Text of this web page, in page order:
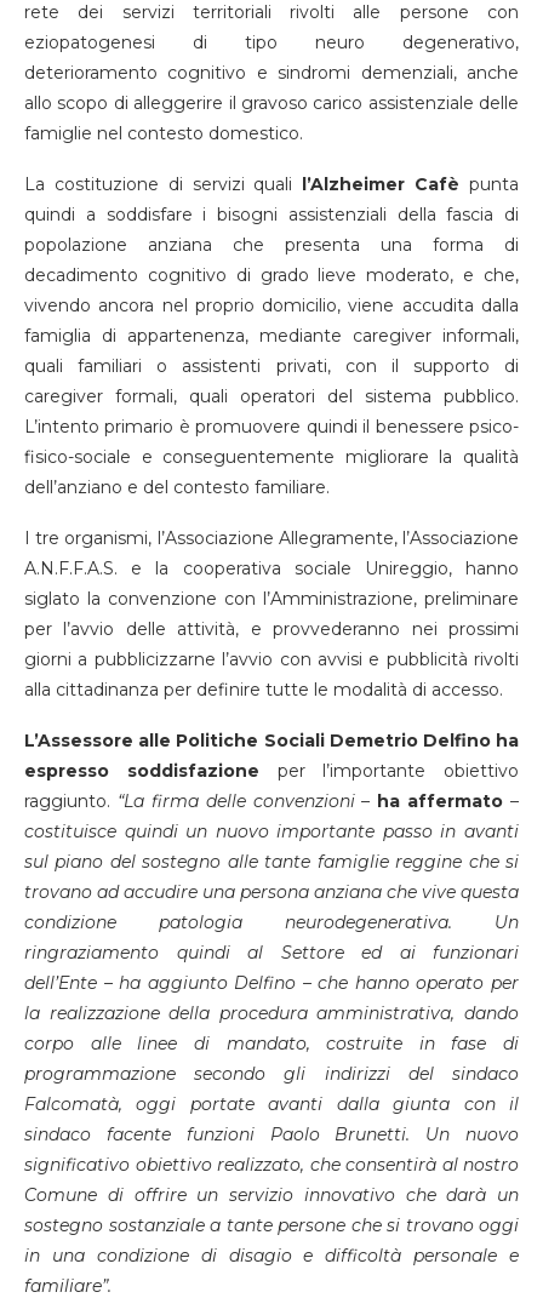
rete dei servizi territoriali rivolti alle persone con
eziopatogenesi di tipo neuro degenerativo,
deterioramento cognitivo e sindromi demenziali, anche
allo scopo di alleggerire il gravoso carico assistenziale delle
famiglie nel contesto domestico.
La costituzione di servizi quali l’Alzheimer Cafè punta
quindi a soddisfare i bisogni assistenziali della fascia di
popolazione anziana che presenta una forma di
decadimento cognitivo di grado lieve moderato, e che,
vivendo ancora nel proprio domicilio, viene accudita dalla
famiglia di appartenenza, mediante caregiver informali,
quali familiari o assistenti privati, con il supporto di
caregiver formali, quali operatori del sistema pubblico.
L’intento primario è promuovere quindi il benessere psico-
fisico-sociale e conseguentemente migliorare la qualità
dell’anziano e del contesto familiare.
I tre organismi, l’Associazione Allegramente, l’Associazione
A.N.F.F.A.S. e la cooperativa sociale Unireggio, hanno
siglato la convenzione con l’Amministrazione, preliminare
per l’avvio delle attività, e provvederanno nei prossimi
giorni a pubblicizzarne l’avvio con avvisi e pubblicità rivolti
alla cittadinanza per definire tutte le modalità di accesso.
L’Assessore alle Politiche Sociali Demetrio Delfino ha
espresso soddisfazione per l’importante obiettivo
raggiunto. “La firma delle convenzioni – ha affermato –
costituisce quindi un nuovo importante passo in avanti
sul piano del sostegno alle tante famiglie reggine che si
trovano ad accudire una persona anziana che vive questa
condizione patologia neurodegenerativa. Un
ringraziamento quindi al Settore ed ai funzionari
dell’Ente – ha aggiunto Delfino – che hanno operato per
la realizzazione della procedura amministrativa, dando
corpo alle linee di mandato, costruite in fase di
programmazione secondo gli indirizzi del sindaco
Falcomatà, oggi portate avanti dalla giunta con il
sindaco facente funzioni Paolo Brunetti. Un nuovo
significativo obiettivo realizzato, che consentirà al nostro
Comune di offrire un servizio innovativo che darà un
sostegno sostanziale a tante persone che si trovano oggi
in una condizione di disagio e difficoltà personale e
familiare”.